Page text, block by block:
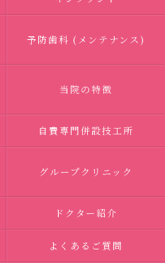
予防歯科 (メンテナンス)
当院の特徴
自費専門併設技工所
グループクリニック
ドクター紹介
よくあるご質問